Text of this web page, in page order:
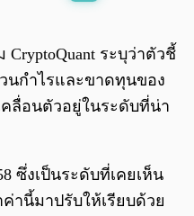
ระบุว่าตัวชี้
นกำไรและขาดทุนของ
ลื่อนตัวอยู่ในระดับที่น่า
ซึ่งเป็นระดับที่เคยเห็น
านี้มาปรับให้เรียบด้วย